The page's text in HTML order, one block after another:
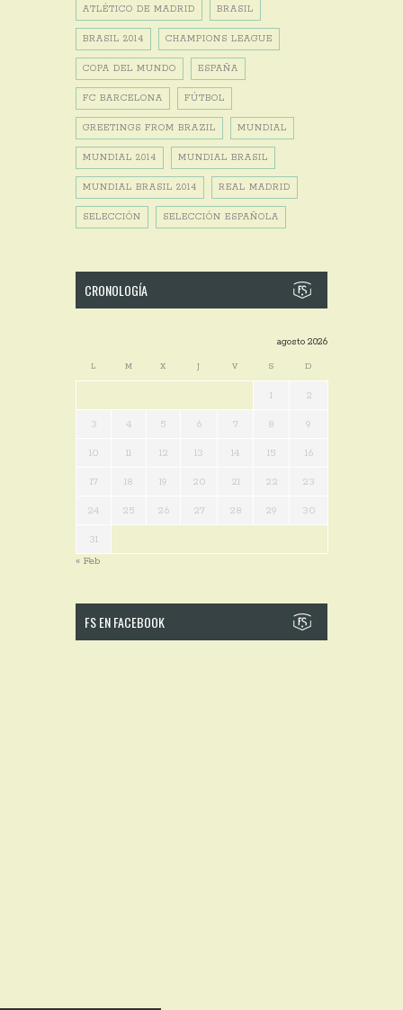
ATLÉTICO DE MADRID BRASIL
BRASIL 2014 CHAMPIONS LEAGUE
COPA DEL MUNDO ESPAÑA
FC BARCELONA FÚTBOL
GREETINGS FROM BRAZIL MUNDIAL
MUNDIAL 2014 MUNDIAL BRASIL
MUNDIAL BRASIL 2014 REAL MADRID
SELECCIÓN SELECCIÓN ESPAÑOLA
CRONOLOGÍA
agosto 2026
L M X J V S D
1 2
3 4 5 6 7 8 9
10 11 12 13 14 15 16
17 18 19 20 21 22 23
24 25 26 27 28 29 30
31
« Feb
FS EN FACEBOOK